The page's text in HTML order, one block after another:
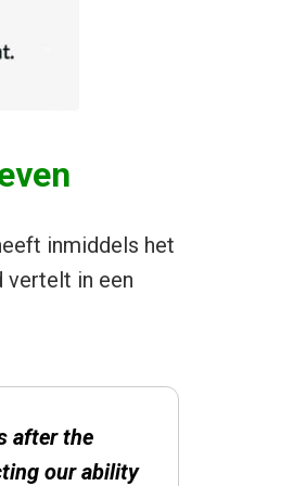
inmiddels het
vertelt in een
after the
our ability